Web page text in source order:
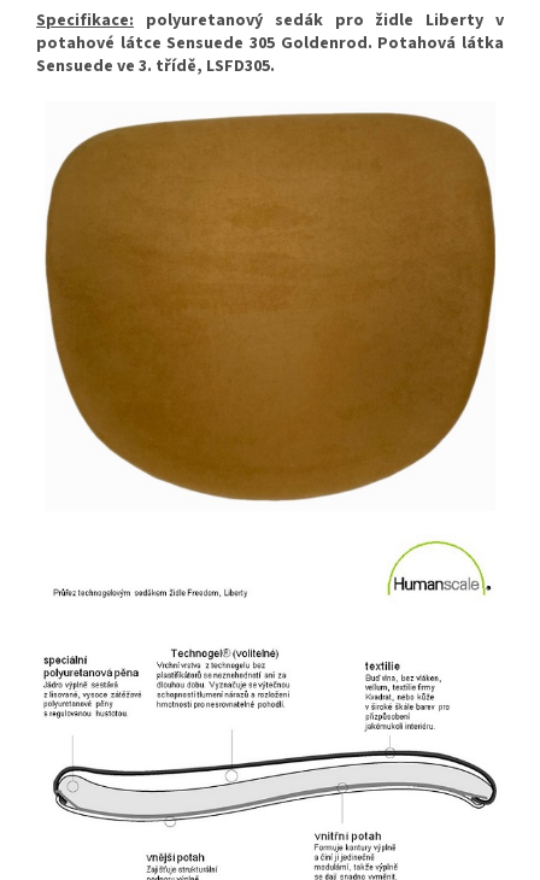
Specifikace: polyuretanový sedák pro židle Liberty v
potahové látce Sensuede 305 Goldenrod. Potahová látka
Sensuede ve 3. třídě, LSFD305.